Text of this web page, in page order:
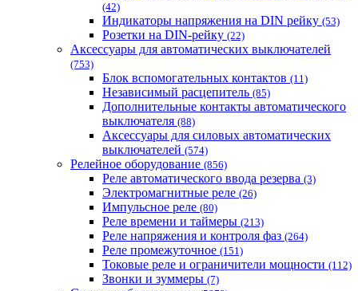
(42)
Индикаторы напряжения на DIN рейку (53)
Розетки на DIN-рейку (22)
Аксессуары для автоматических выключателей
(753)
Блок вспомогательных контактов (11)
Независимый расцепитель (85)
Дополнительные контакты автоматического
выключателя (88)
Аксессуары для силовых автоматических
выключателей (574)
Релейное оборудование (856)
Реле автоматического ввода резерва (3)
Электромагнитные реле (26)
Импульсное реле (80)
Реле времени и таймеры (213)
Реле напряжения и контроля фаз (264)
Реле промежуточное (151)
Токовые реле и ограничители мощности (112)
Звонки и зуммеры (7)